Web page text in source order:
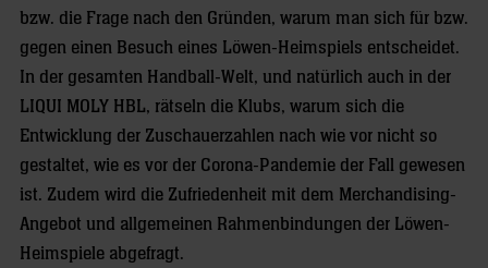
bzw. die Frage nach den Gründen, warum man sich für bzw.
gegen einen Besuch eines Löwen-Heimspiels entscheidet.
In der gesamten Handball-Welt, und natürlich auch in der
LIQUI MOLY HBL, rätseln die Klubs, warum sich die
Entwicklung der Zuschauerzahlen nach wie vor nicht so
gestaltet, wie es vor der Corona-Pandemie der Fall gewesen
ist. Zudem wird die Zufriedenheit mit dem Merchandising-
Angebot und allgemeinen Rahmenbindungen der Löwen-
Heimspiele abgefragt.